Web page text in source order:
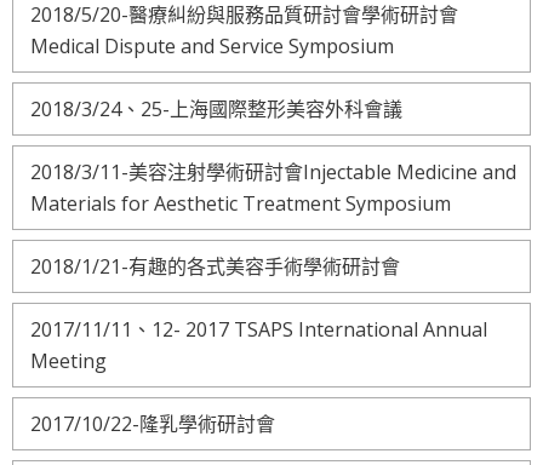
2018/5/20-醫療糾紛與服務品質研討會學術研討會
Medical Dispute and Service Symposium
2018/3/24、25-上海國際整形美容外科會議
2018/3/11-美容注射學術研討會Injectable Medicine and
Materials for Aesthetic Treatment Symposium
2018/1/21-有趣的各式美容手術學術研討會
2017/11/11、12- 2017 TSAPS International Annual
Meeting
2017/10/22-隆乳學術研討會